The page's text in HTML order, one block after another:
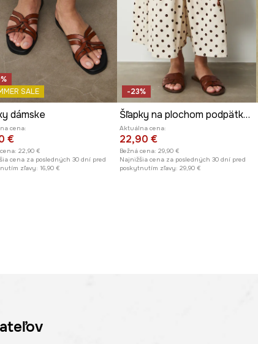
SALE
dámske
cena:
€
22,90 €
cena za posledných 30 dní pred
zľavy: 16,90 €
-23%
Šľapky na plochom podpätku dámske kožené
Aktuálna cena:
22,90 €
Bežná cena: 29,90 €
Najnižšia cena za posledných 30 dní pred
poskytnutím zľavy: 29,90 €